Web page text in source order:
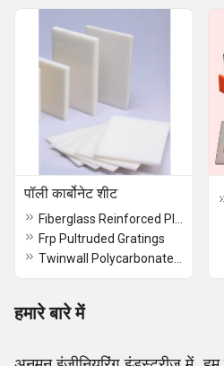
पॉली कार्बोनेट शीट
Frp Pultruded Gratings
हमारे बारे में